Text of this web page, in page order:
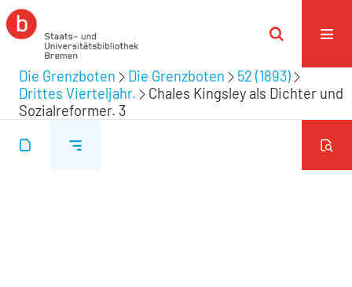
Die Grenzboten Die Grenzboten
52 (1893)
Drittes Vierteljahr.
Chales Kingsley als Dichter und
Sozialreformer. 3